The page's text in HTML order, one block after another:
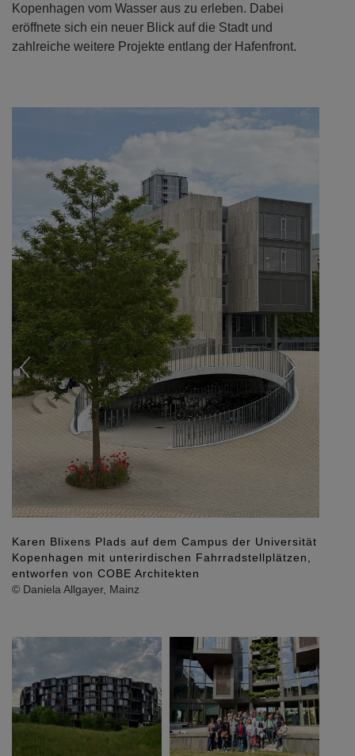
Kopenhagen vom Wasser aus zu erleben. Dabei
eröffnete sich ein neuer Blick auf die Stadt und
zahlreiche weitere Projekte entlang der Hafenfront.
Karen Blixens Plads auf dem Campus der Universität
Kopenhagen mit unterirdischen Fahrradstellplätzen,
entworfen von COBE Architekten
© Daniela Allgayer, Mainz